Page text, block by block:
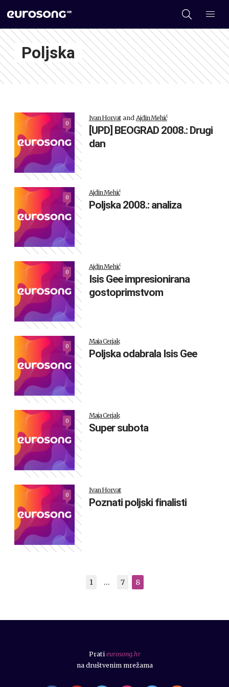
Poljska
0
Ivan Horvatand Ajdin Mehić
[UPD] BEOGRAD 2008.: Drugi
dan
0
Ajdin Mehić
Poljska 2008.: analiza
0
Ajdin Mehić
Isis Gee impresionirana
gostoprimstvom
0
Maja Cerjak
Poljska odabrala Isis Gee
0
Maja Cerjak
Super subota
0
Ivan Horvat
Poznati poljski finalisti
1 … 7 8
Prati eurosong.hr
na društvenim mrežama